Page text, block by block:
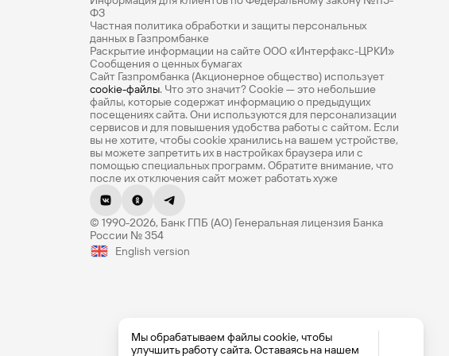
ФЗ
Частная политика обработки и защиты персональных
данных в Газпромбанке
Раскрытие информации на сайте ООО «Интерфакс-ЦРКИ»
Сообщения о ценных бумагах
Сайт Газпромбанка (Акционерное общество) использует
cookie-файлы. Что это значит? Сookie — это небольшие
файлы, которые содержат информацию о предыдущих
посещениях сайта. Они используются для персонализации
сервисов и для повышения удобства работы с сайтом. Если
вы не хотите, чтобы сookie хранились на вашем устройстве,
вы можете запретить их в настройках браузера или с
помощью специальных программ. Обратите внимание, что
после их отключения сайт может работать хуже
© 1990-2026, Банк ГПБ (АО) Генеральная лицензия Банка
России № 354
English version
Насколько легко вам было найти нужную
информацию? Оцените по 5-балльной шкале.
Мы обрабатываем файлы cookie, чтобы
улучшить работу сайта. Оставаясь на нашем